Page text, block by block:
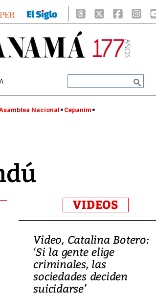
Nacional Cepanim
VIDEOS
Video, Catalina Botero:
‘Si la gente elige
criminales, las
sociedades deciden
suicidarse’